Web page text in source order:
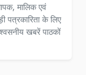
मालिक एवं
पत्रकारिता के लिए
खबरें पाठकों